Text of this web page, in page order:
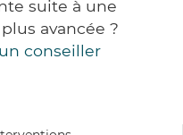
suite à une
avancée ?
conseiller